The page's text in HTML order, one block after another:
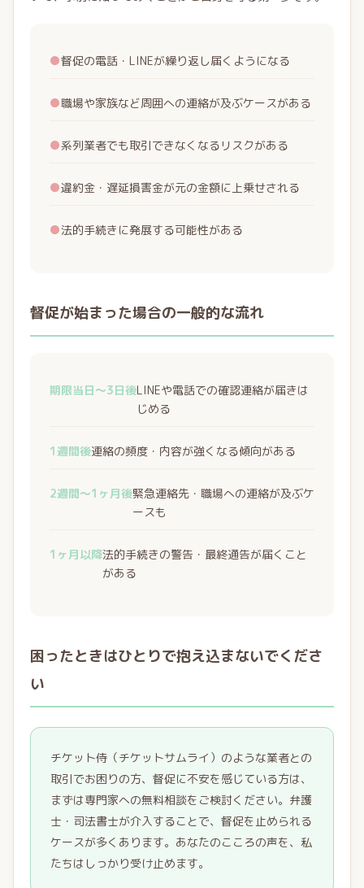
●督促の電話・LINEが繰り返し届くようになる
●職場や家族など周囲への連絡が及ぶケースがある
●系列業者でも取引できなくなるリスクがある
●違約金・遅延損害金が元の金額に上乗せされる
●法的手続きに発展する可能性がある
督促が始まった場合の一般的な流れ
期限当日〜3日後LINEや電話での確認連絡が届きは
じめる
1週間後連絡の頻度・内容が強くなる傾向がある
2週間〜1ヶ月後緊急連絡先・職場への連絡が及ぶケ
ースも
1ヶ月以降法的手続きの警告・最終通告が届くこと
がある
困ったときはひとりで抱え込まないでくださ
い
チケット侍（チケットサムライ）のような業者との
取引でお困りの方、督促に不安を感じている方は、
まずは専門家への無料相談をご検討ください。弁護
士・司法書士が介入することで、督促を止められる
ケースが多くあります。あなたのこころの声を、私
たちはしっかり受け止めます。